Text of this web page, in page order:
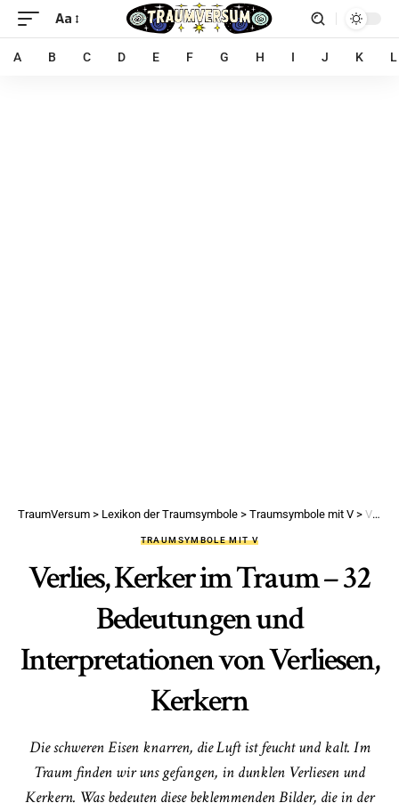
Aa
A B C D E F G H I J K L
TraumVersum > Lexikon der Traumsymbole > Traumsymbole mit V > Verlies, Kerker im Traum – 32 Bedeutungen und Interpretationen von Verliesen, Kerkern
TRAUMSYMBOLE MIT V
Verlies, Kerker im Traum – 32
Bedeutungen und
Interpretationen von Verliesen,
Kerkern
Die schweren Eisen knarren, die Luft ist feucht und kalt. Im
Traum finden wir uns gefangen, in dunklen Verliesen und
Kerkern. Was bedeuten diese beklemmenden Bilder, die in der